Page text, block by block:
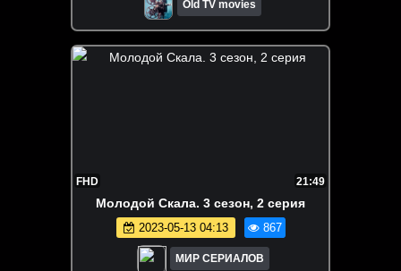
Old TV movies
FHD 21:49
Moлoдoй Cкaлa. 3 сезон, 2 серия
2023-05-13 04:13 867
МИР СЕРИАЛОВ